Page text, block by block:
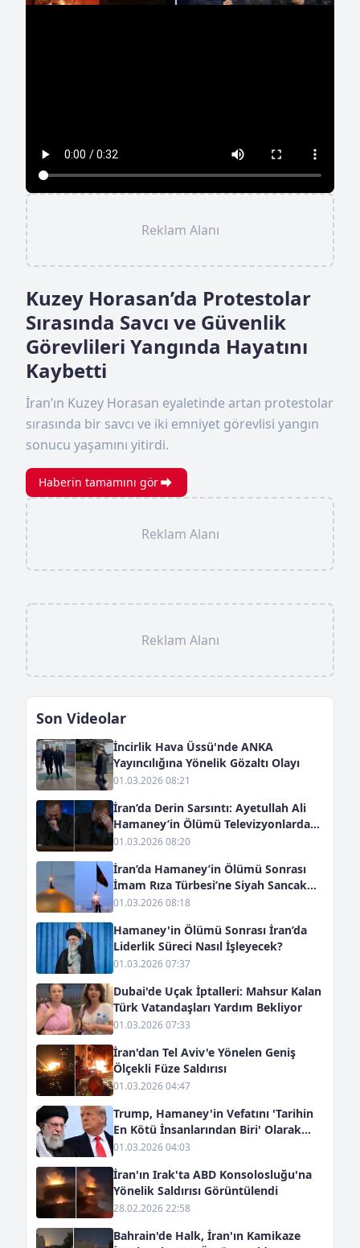
Reklam Alanı
Kuzey Horasan’da Protestolar
Sırasında Savcı ve Güvenlik
Görevlileri Yangında Hayatını
Kaybetti
İran’ın Kuzey Horasan eyaletinde artan protestolar
sırasında bir savcı ve iki emniyet görevlisi yangın
sonucu yaşamını yitirdi.
Haberin tamamını gör
Reklam Alanı
Reklam Alanı
Son Videolar
İncirlik Hava Üssü'nde ANKA
Yayıncılığına Yönelik Gözaltı Olayı
01.03.2026 08:21
İran’da Derin Sarsıntı: Ayetullah Ali
Hamaney’in Ölümü Televizyonlarda
Gözyaşlarıyla Duyuruldu
01.03.2026 08:20
İran’da Hamaney’in Ölümü Sonrası
İmam Rıza Türbesi’ne Siyah Sancak
Asıldı
01.03.2026 08:18
Hamaney'in Ölümü Sonrası İran’da
Liderlik Süreci Nasıl İşleyecek?
01.03.2026 07:37
Dubai'de Uçak İptalleri: Mahsur Kalan
Türk Vatandaşları Yardım Bekliyor
01.03.2026 07:33
İran'dan Tel Aviv'e Yönelen Geniş
Ölçekli Füze Saldırısı
01.03.2026 04:47
Trump, Hamaney'in Vefatını 'Tarihin
En Kötü İnsanlarından Biri' Olarak
Niteledi
01.03.2026 04:03
İran'ın Irak'ta ABD Konsolosluğu'na
Yönelik Saldırısı Görüntülendi
28.02.2026 22:58
Bahrain'de Halk, İran'ın Kamikaze